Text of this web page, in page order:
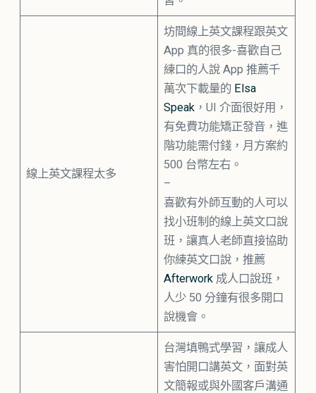
線上英文課程太多
坊間線上英文課程跟英文
App 真的很多-喜歡自己
練口的人說 App 推薦千
萬次下載量的 Elsa
Speak ，UI 介面很好用，
有免費功能矯正發音，進
階功能需付錢，月方案約
500 台幣左右。
–
喜歡有外師互動的人可以
找小班制的線上英文口說
班，讓真人老師直接協助
你練英文口說，推薦
Afterwork 成人口說班，
人少 50 分鐘有很多開口
說機會。
台灣填鴨式學習，讓成人
害怕開口講英文，面對英
文簡報或與外國客戶溝通